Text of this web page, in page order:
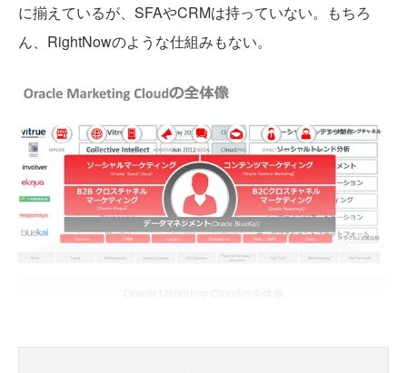
に揃えているが、SFAやCRMは持っていない。もちろ
ん、RightNowのような仕組みもない。